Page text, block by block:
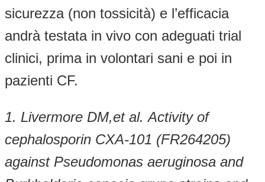
sicurezza (non tossicità) e l’efficacia
andrà testata in vivo con adeguati trial
clinici, prima in volontari sani e poi in
pazienti CF.
1. Livermore DM,et al. Activity of
cephalosporin CXA-101 (FR264205)
against Pseudomonas aeruginosa and